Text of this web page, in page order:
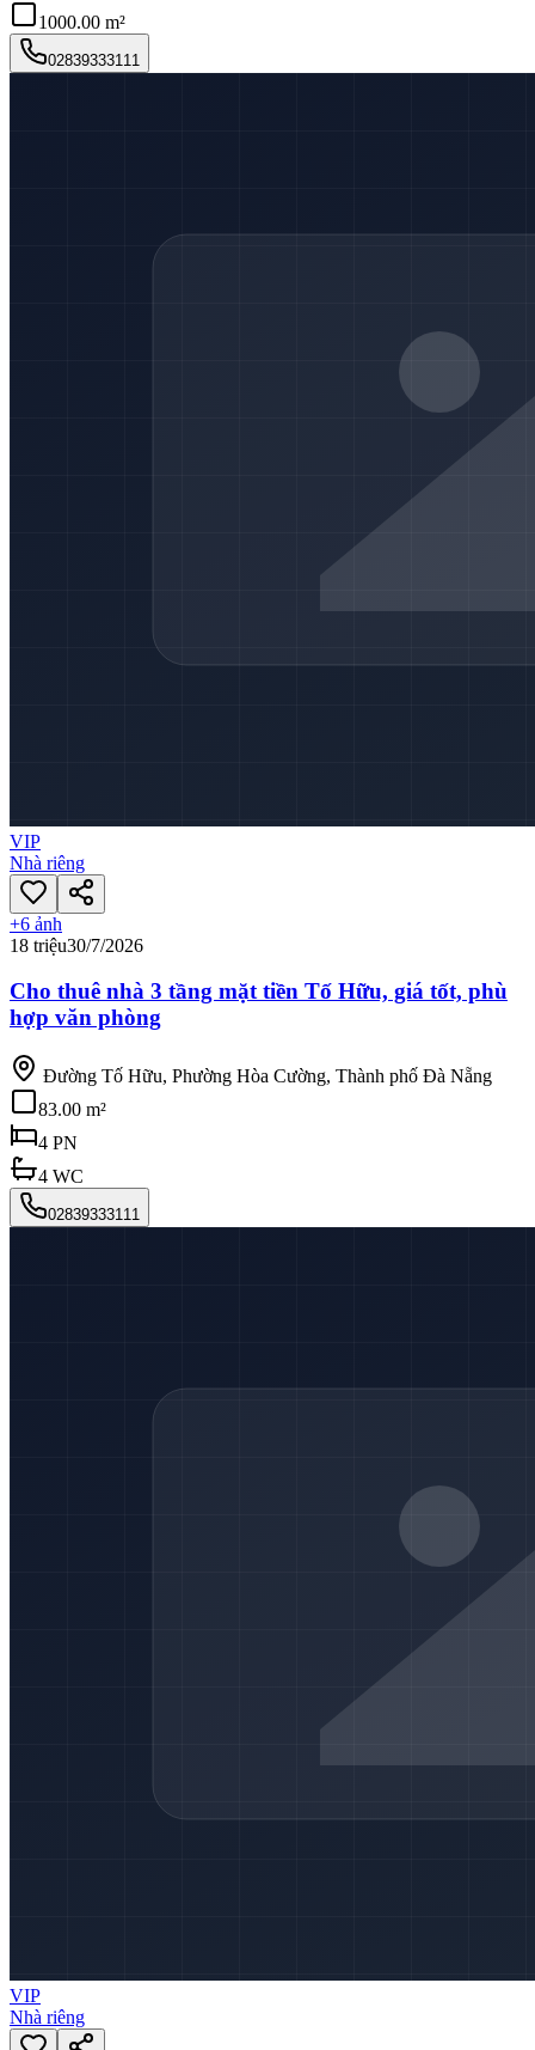
1000.00 m²
02839333111
VIP
Nhà riêng
+6 ảnh
18 triệu30/7/2026
Cho thuê nhà 3 tầng mặt tiền Tố Hữu, giá tốt, phù
hợp văn phòng
Đường Tố Hữu, Phường Hòa Cường, Thành phố Đà Nẵng
83.00 m²
4 PN
4 WC
02839333111
VIP
Nhà riêng